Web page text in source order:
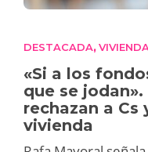
DESTACADA,
«Si a los
que se
rechazan a Cs
vivienda